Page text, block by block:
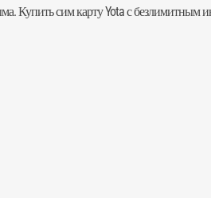
Купить сим карту Yota с